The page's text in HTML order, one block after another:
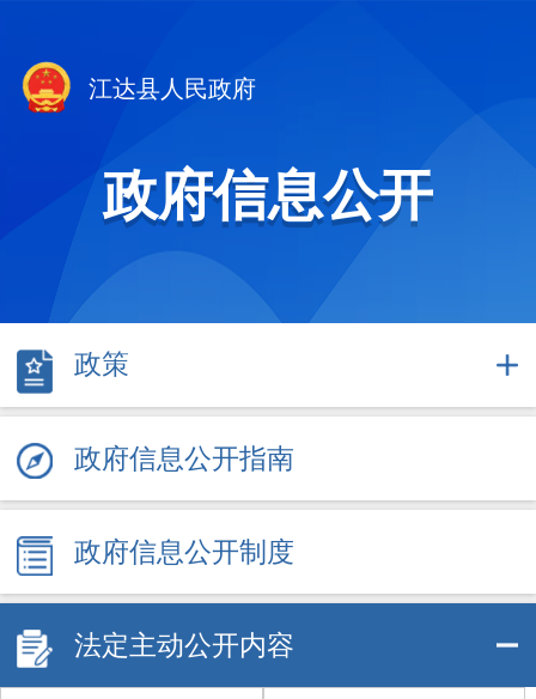
江达县人民政府
政府信息公开
政策
政府信息公开指南
政府信息公开制度
法定主动公开内容